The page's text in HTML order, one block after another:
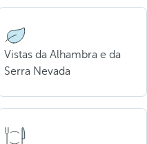
Vistas da Alhambra e da
Serra Nevada